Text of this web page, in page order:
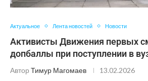
Актуальное Лента новостей Новости
Активисты Движения первых
допбаллы при поступлении в
Автор Тимур Магомаев 13.02.2026